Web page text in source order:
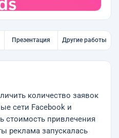
Презентация Другие работы
количество заявок
сети Facebook и
стоимость привлечения
реклама запускалась